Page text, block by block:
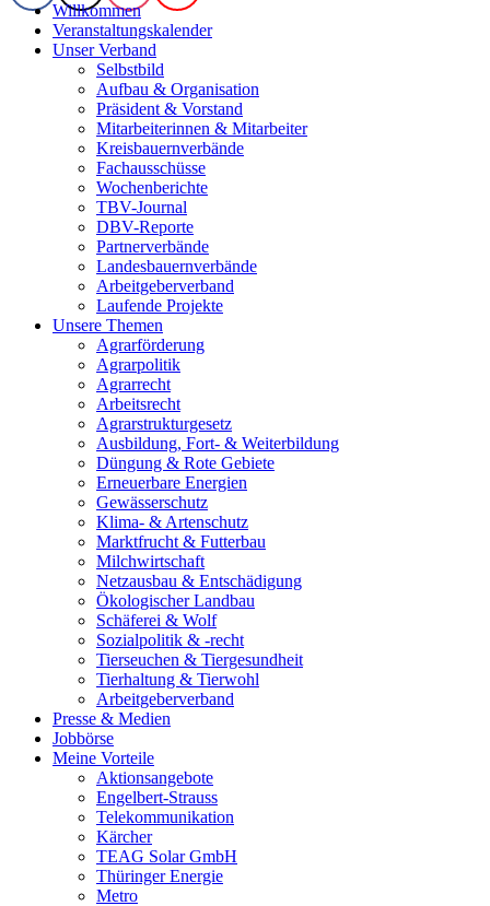
Willkommen
Veranstaltungskalender
Unser Verband
Selbstbild
Aufbau & Organisation
Präsident & Vorstand
Mitarbeiterinnen & Mitarbeiter
Kreisbauernverbände
Fachausschüsse
Wochenberichte
TBV-Journal
DBV-Reporte
Partnerverbände
Landesbauernverbände
Arbeitgeberverband
Laufende Projekte
Unsere Themen
Agrarförderung
Agrarpolitik
Agrarrecht
Arbeitsrecht
Agrarstrukturgesetz
Ausbildung, Fort- & Weiterbildung
Düngung & Rote Gebiete
Erneuerbare Energien
Gewässerschutz
Klima- & Artenschutz
Marktfrucht & Futterbau
Milchwirtschaft
Netzausbau & Entschädigung
Ökologischer Landbau
Schäferei & Wolf
Sozialpolitik & -recht
Tierseuchen & Tiergesundheit
Tierhaltung & Tierwohl
Arbeitgeberverband
Presse & Medien
Jobbörse
Meine Vorteile
Aktionsangebote
Engelbert-Strauss
Telekommunikation
Kärcher
TEAG Solar GmbH
Thüringer Energie
Metro